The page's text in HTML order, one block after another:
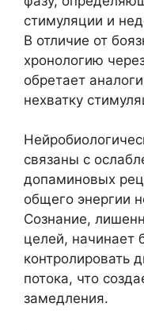
стимуляции и
В отличие от
хронологию
обретает
нехватку
связаны с
допаминовых
общего энергии
Сознание,
целей, начинает
контролировать
потока, что
замедления.